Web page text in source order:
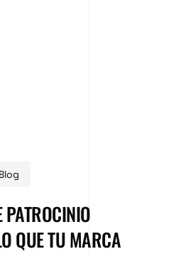
PATROCINIO
QUE TU MARCA